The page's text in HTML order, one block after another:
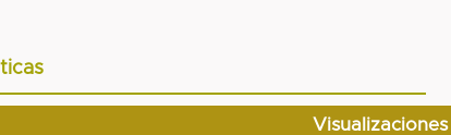
Visualizaciones